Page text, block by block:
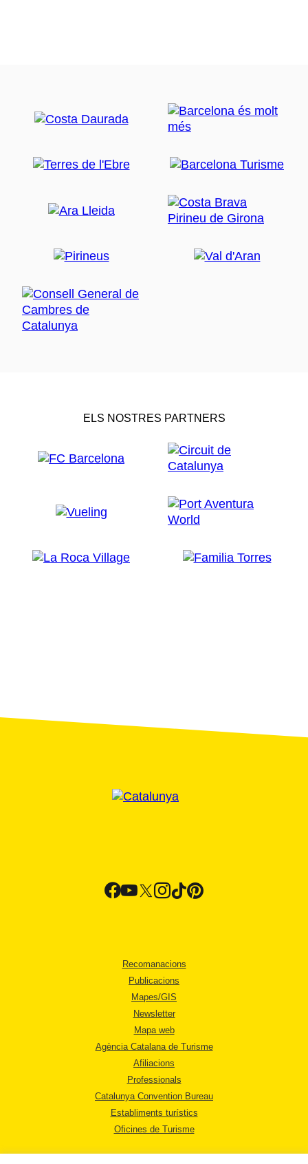
ELS NOSTRES PARTNERS
Recomanacions
Publicacions
Mapes/GIS
Newsletter
Mapa web
Agència Catalana de Turisme
Afiliacions
Professionals
Catalunya Convention Bureau
Establiments turístics
Oficines de Turisme